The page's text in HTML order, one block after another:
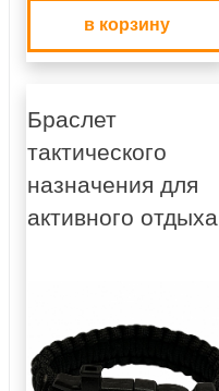
в корзину
Браслет
тактического
назначения для
активного отдыха